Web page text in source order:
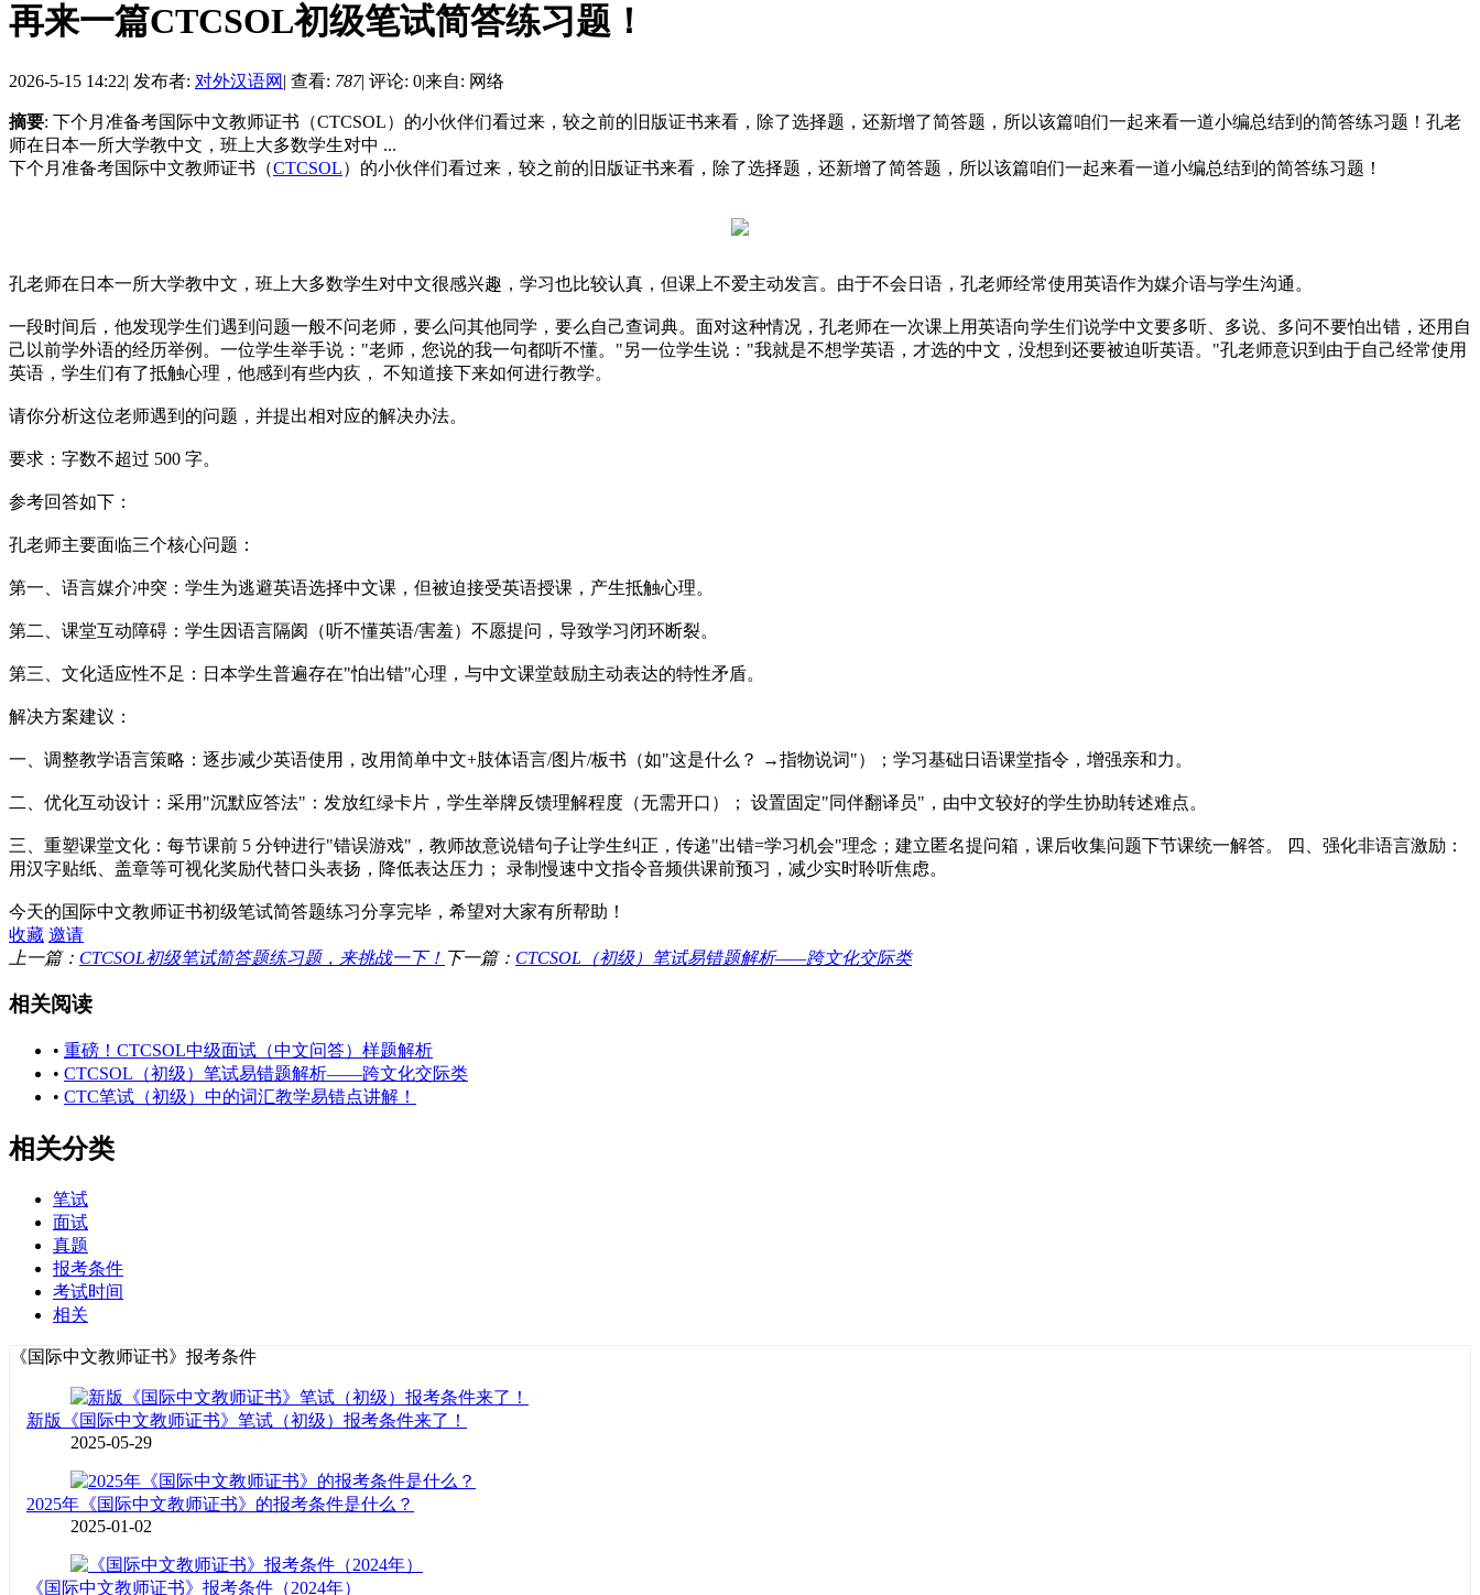
再来一篇CTCSOL初级笔试简答练习题！
2026-5-15 14:22| 发布者: 对外汉语网 | 查看: 787| 评论: 0|来自: 网络
摘要: 下个月准备考国际中文教师证书（CTCSOL）的小伙伴们看过来，较之前的旧版证书来看，除了选择题，还新增了简答题，所以该篇咱们一起来看一道小编总结到的简答练习题！孔老
师在日本一所大学教中文，班上大多数学生对中 ...
下个月准备考国际中文教师证书（CTCSOL）的小伙伴们看过来，较之前的旧版证书来看，除了选择题，还新增了简答题，所以该篇咱们一起来看一道小编总结到的简答练习题！
孔老师在日本一所大学教中文，班上大多数学生对中文很感兴趣，学习也比较认真，但课上不爱主动发言。由于不会日语，孔老师经常使用英语作为媒介语与学生沟通。
一段时间后，他发现学生们遇到问题一般不问老师，要么问其他同学，要么自己查词典。面对这种情况，孔老师在一次课上用英语向学生们说学中文要多听、多说、多问不要怕出错，还用自
己以前学外语的经历举例。一位学生举手说："老师，您说的我一句都听不懂。"另一位学生说："我就是不想学英语，才选的中文，没想到还要被迫听英语。"孔老师意识到由于自己经常使用
英语，学生们有了抵触心理，他感到有些内疚， 不知道接下来如何进行教学。
请你分析这位老师遇到的问题，并提出相对应的解决办法。
要求：字数不超过 500 字。
参考回答如下：
孔老师主要面临三个核心问题：
第一、语言媒介冲突：学生为逃避英语选择中文课，但被迫接受英语授课，产生抵触心理。
第二、课堂互动障碍：学生因语言隔阂（听不懂英语/害羞）不愿提问，导致学习闭环断裂。
第三、文化适应性不足：日本学生普遍存在"怕出错"心理，与中文课堂鼓励主动表达的特性矛盾。
解决方案建议：
一、调整教学语言策略：逐步减少英语使用，改用简单中文+肢体语言/图片/板书（如"这是什么？ →指物说词"）；学习基础日语课堂指令，增强亲和力。
二、优化互动设计：采用"沉默应答法"：发放红绿卡片，学生举牌反馈理解程度（无需开口）； 设置固定"同伴翻译员"，由中文较好的学生协助转述难点。
三、重塑课堂文化：每节课前 5 分钟进行"错误游戏"，教师故意说错句子让学生纠正，传递"出错=学习机会"理念；建立匿名提问箱，课后收集问题下节课统一解答。 四、强化非语言激励：
用汉字贴纸、盖章等可视化奖励代替口头表扬，降低表达压力； 录制慢速中文指令音频供课前预习，减少实时聆听焦虑。
今天的国际中文教师证书初级笔试简答题练习分享完毕，希望对大家有所帮助！
收藏 邀请
上一篇： CTCSOL初级笔试简答题练习题，来挑战一下！ 下一篇： CTCSOL（初级）笔试易错题解析——跨文化交际类
相关阅读
• 重磅！CTCSOL中级面试（中文问答）样题解析
• CTCSOL（初级）笔试易错题解析——跨文化交际类
• CTC笔试（初级）中的词汇教学易错点讲解！
相关分类
笔试
面试
真题
报考条件
考试时间
相关
《国际中文教师证书》报考条件
新版《国际中文教师证书》笔试（初级）报考条件来了！
2025-05-29
2025年《国际中文教师证书》的报考条件是什么？
2025-01-02
《国际中文教师证书》报考条件（2024年）